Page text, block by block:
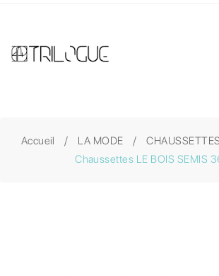
Accueil LA MODE CHAUSSETTES
Chaussettes LE BOIS SEMIS